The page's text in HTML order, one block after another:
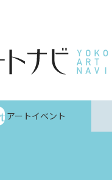
アートイベント